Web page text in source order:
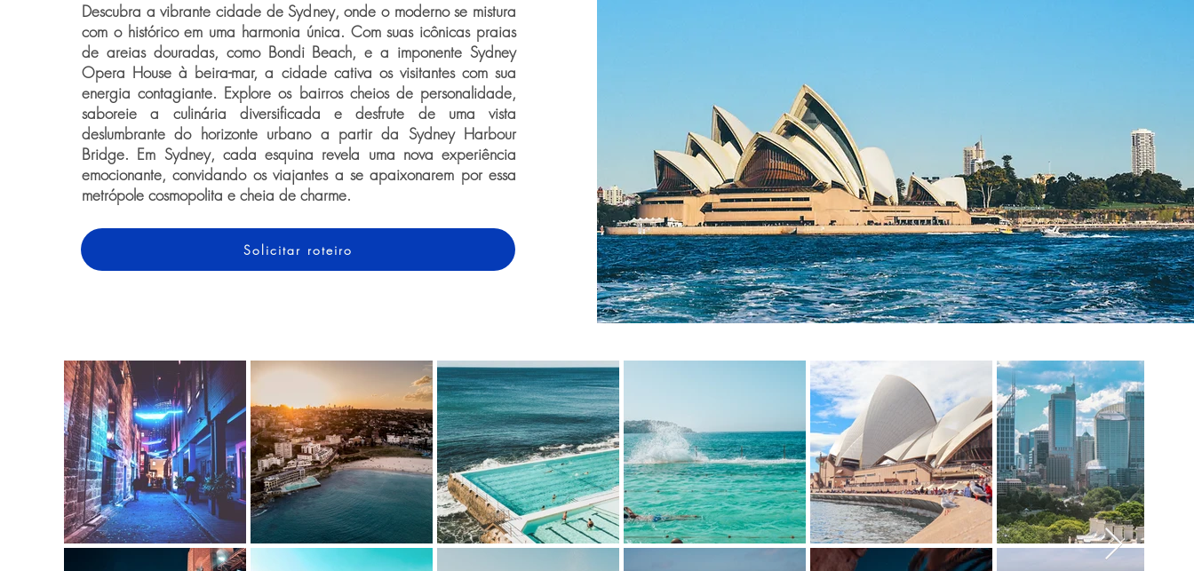
Descubra a vibrante cidade de Sydney, onde o moderno se mistura
com o histórico em uma harmonia única. Com suas icônicas praias
de areias douradas, como Bondi Beach, e a imponente Sydney
Opera House à beira-mar, a cidade cativa os visitantes com sua
energia contagiante. Explore os bairros cheios de personalidade,
saboreie a culinária diversificada e desfrute de uma vista
deslumbrante do horizonte urbano a partir da Sydney Harbour
Bridge. Em Sydney, cada esquina revela uma nova experiência
emocionante, convidando os viajantes a se apaixonarem por essa
metrópole cosmopolita e cheia de charme.
Solicitar roteiro